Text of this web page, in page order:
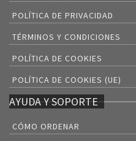
POLÍTICA DE PRIVACIDAD
TÉRMINOS Y CONDICIONES
POLÍTICA DE COOKIES
POLÍTICA DE COOKIES (UE)
AYUDA Y SOPORTE
CÓMO ORDENAR